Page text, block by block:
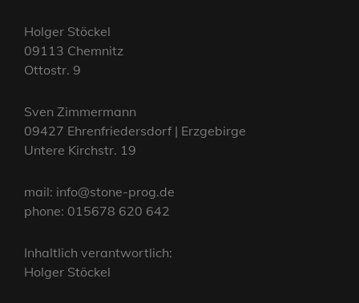
Holger Stöckel
09113 Chemnitz
Ottostr. 9
Sven Zimmermann
09427 Ehrenfriedersdorf | Erzgebirge
Untere Kirchstr. 19
mail: info@stone-prog.de
phone: 015678 620 642
Inhaltlich verantwortlich:
Holger Stöckel